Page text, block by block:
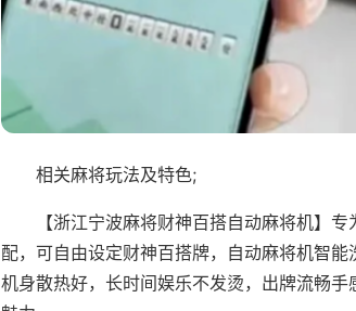
相关麻将玩法及特色;
【浙江宁波麻将财神百搭自动麻将机】
配，可自由设定财神百搭牌，自动麻将机智能
机身散热好，长时间娱乐不发烫，出牌流畅